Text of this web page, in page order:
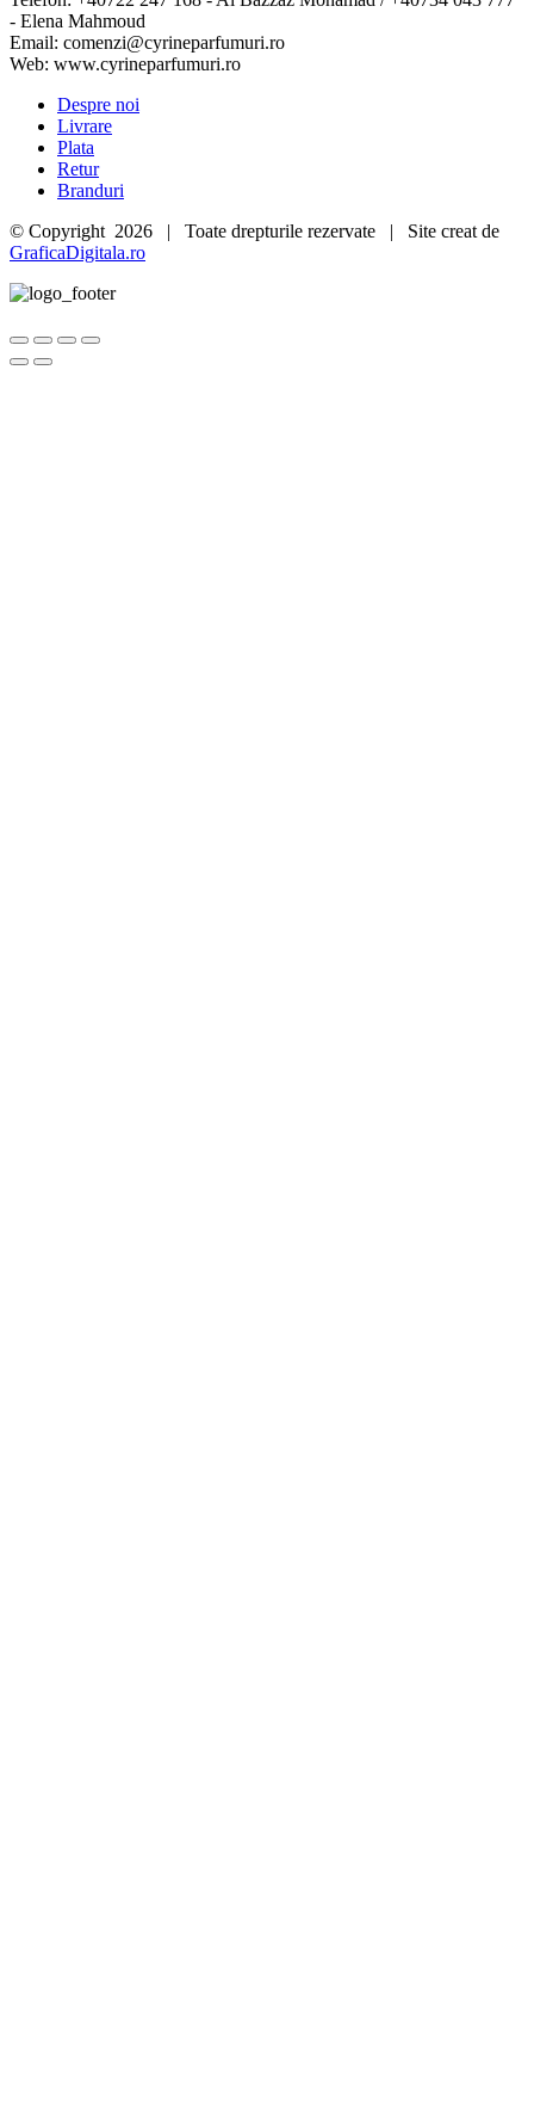
- Elena Mahmoud
Email: comenzi@cyrineparfumuri.ro
Web: www.cyrineparfumuri.ro
Despre noi
Livrare
Plata
Retur
Branduri
© Copyright 2026 | Toate drepturile rezervate | Site creat de
GraficaDigitala.ro